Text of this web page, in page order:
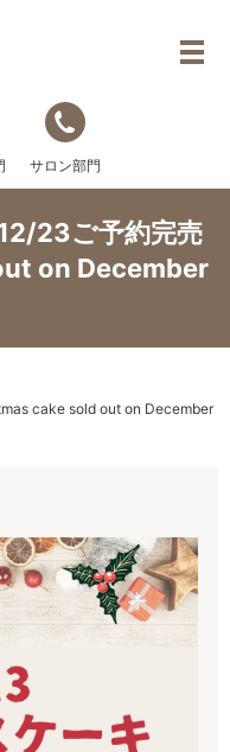
サロン部門
23ご予約完売
on December
cake sold out on December